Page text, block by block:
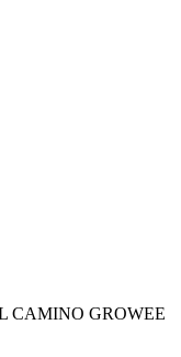
CAMINO GROWEE